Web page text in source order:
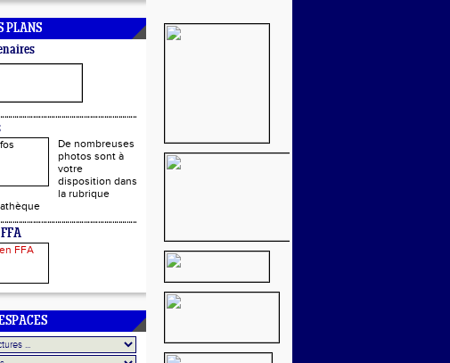
PLANS
De nombreuses
photos sont à
votre
disposition dans
la rubrique